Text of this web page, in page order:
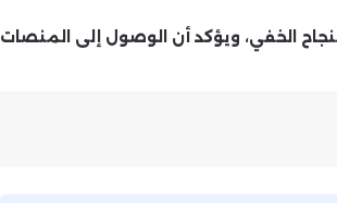
الخفي، ويؤكد أن الوصول إلى المنصات
لكل أب وأم